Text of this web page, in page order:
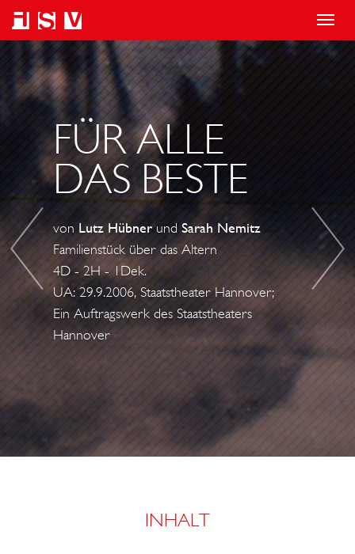
T
o
i
g
o
D
I
E
F
N
F
L
E
B
E
N
D
I
M
F
U
FÜR ALLE
DAS BESTE
von Lutz HübnerundSarah Nemitz
Familienstück über das Altern
4D - 2H - 1Dek.
UA: 29.9.2006, Staatstheater Hannover;
Ein Auftragswerk des Staatstheaters
Hannover
INHALT